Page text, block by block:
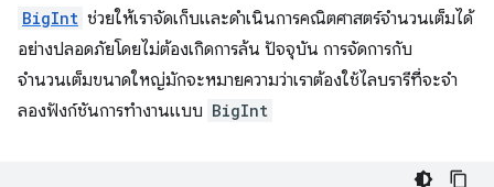
BigInt ช่วยให้เราจัดเก็บและดำเนินการคณิตศาสตร์จำนวนเต็มได้
อย่างปลอดภัยโดยไม่ต้องเกิดการล้น ปัจจุบัน การจัดการกับ
จำนวนเต็มขนาดใหญ่มักจะหมายความว่าเราต้องใช้ไลบรารีที่จะจํา
ลองฟังก์ชันการทำงานแบบ BigInt